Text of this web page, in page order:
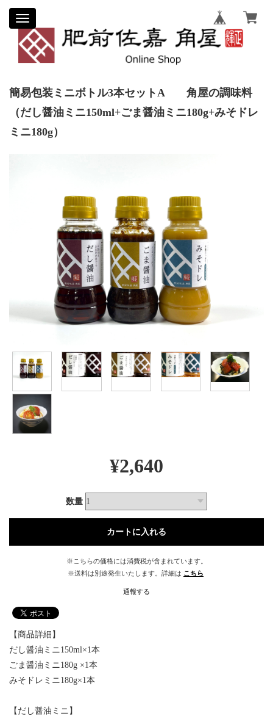
Toggle
navigation
簡易包装ミニボトル3本セットA 角屋の調味料
（だし醤油ミニ150ml+ごま醤油ミニ180g+みそドレ
ミニ180g）
¥2,640
数量
※こちらの価格には消費税が含まれています。
※送料は別途発生いたします。詳細は こちら
通報する
【商品詳細】
だし醤油ミニ150ml×1本
ごま醤油ミニ180g ×1本
みそドレミニ180g×1本
【だし醤油ミニ】